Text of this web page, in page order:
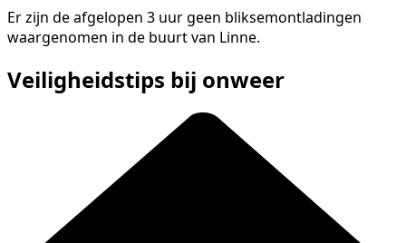
Er zijn de afgelopen 3 uur geen bliksemontladingen
waargenomen in de buurt van Linne.
Veiligheidstips bij onweer